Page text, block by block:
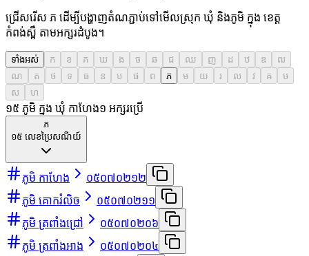
ជ្រើសរើស ភ ដើម្បីបង្ហាញតំណភ្ជាប់ទៅមើលស្រុក ឃុំ និងភូមិ ក្នុង ខេត្ត
កំពង់ស្ពឺ តាមអក្សរដំបូង។
ទាំងអស់ ក ខ គ ឃ ង ច ឆ ជ ឈ ញ ដ ឋ ឌ
ឍ
ណ
ត ថ ទ ធ ន ប ផ ព ភ ម យ រ ល វ ឝ
ឞ
ស
ហ
១៥ ភូមិ ក្នុង ឃុំ កាហែង១ អក្សរប្រើ
ភ
១៥ លេខប្រៃសណីយ៍
ភូមិ កាហែង
០៥០៧០២១២
ភូមិ គោករំលិច
០៥០៧០២១១
ភូមិ ត្រពាំងជ្រៅ
០៥០៧០២០៦
ភូមិ ត្រពាំងអាង
០៥០៧០២០៤